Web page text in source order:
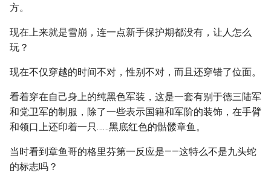
方。
现在上来就是雪崩，连一点新手保护期都没有，让人怎么
玩？
现在不仅穿越的时间不对，性别不对，而且还穿错了位面。
看着穿在自己身上的纯黑色军装，这是一套有别于德三陆军
和党卫军的制服，除了一些表示国籍和军阶的装饰，在手臂
和领口上还印着一只……黑底红色的骷髅章鱼。
当时看到章鱼哥的格里芬第一反应是——这特么不是九头蛇
的标志吗？